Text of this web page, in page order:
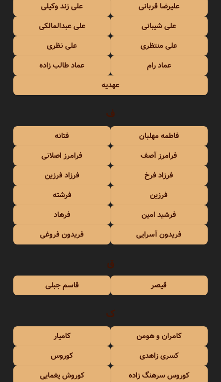
علیرضا قربانی
علی زند وکیلی
علی شیبانی
علی عبدالمالکی
علی منتظری
علی نظری
عماد رام
عماد طالب زاده
عهدیه
ف
فاطمه مهلبان
فتانه
فرامرز آصف
فرامرز اصلانی
فرزاد فرخ
فرزاد فرزین
فرزین
فرشته
فرشید امین
فرهاد
فریدون آسرایی
فریدون فروغی
ق
قیصر قاسم جبلی
ک
کامران و هومن
کامیار
کسری زاهدی
کوروس
کوروس سرهنگ زاده
کوروش یغمایی